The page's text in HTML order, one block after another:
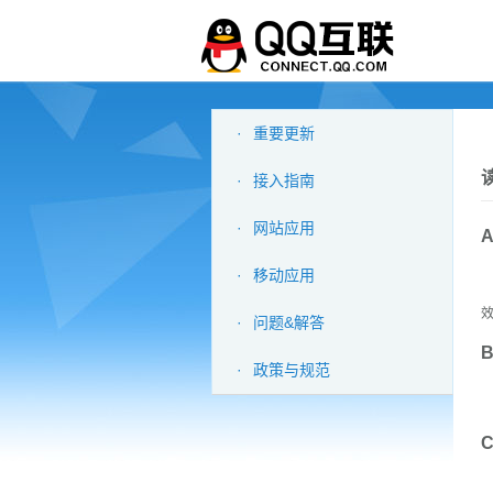
· 重要更新
· 接入指南
· 网站应用
· 移动应用
· 问题&解答
· 政策与规范